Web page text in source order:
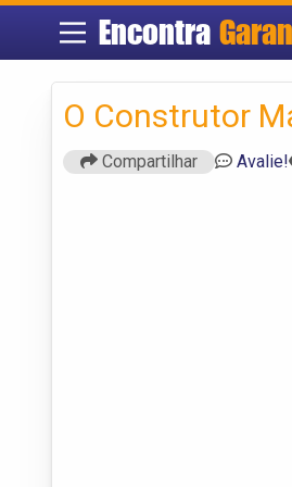
Encontra
O Construtor
Compartilhar Avalie!